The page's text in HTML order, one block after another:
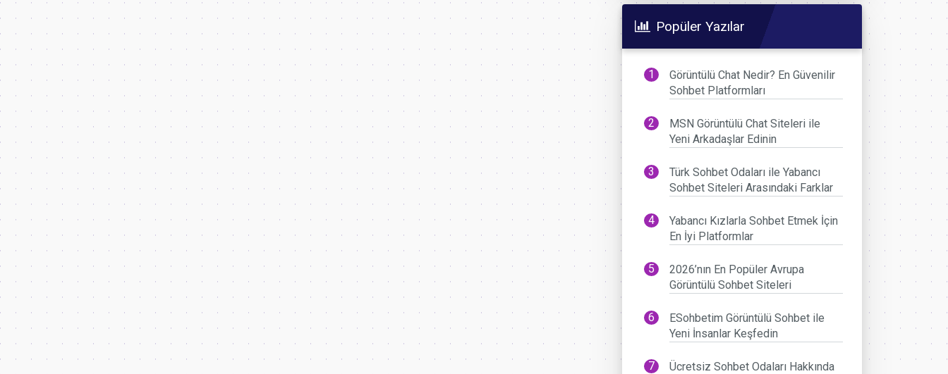
Popüler Yazılar
Görüntülü Chat Nedir? En Güvenilir
Sohbet Platformları
MSN Görüntülü Chat Siteleri ile
Yeni Arkadaşlar Edinin
Türk Sohbet Odaları ile Yabancı
Sohbet Siteleri Arasındaki Farklar
Yabancı Kızlarla Sohbet Etmek İçin
En İyi Platformlar
2026’nın En Popüler Avrupa
Görüntülü Sohbet Siteleri
ESohbetim Görüntülü Sohbet ile
Yeni İnsanlar Keşfedin
Ücretsiz Sohbet Odaları Hakkında